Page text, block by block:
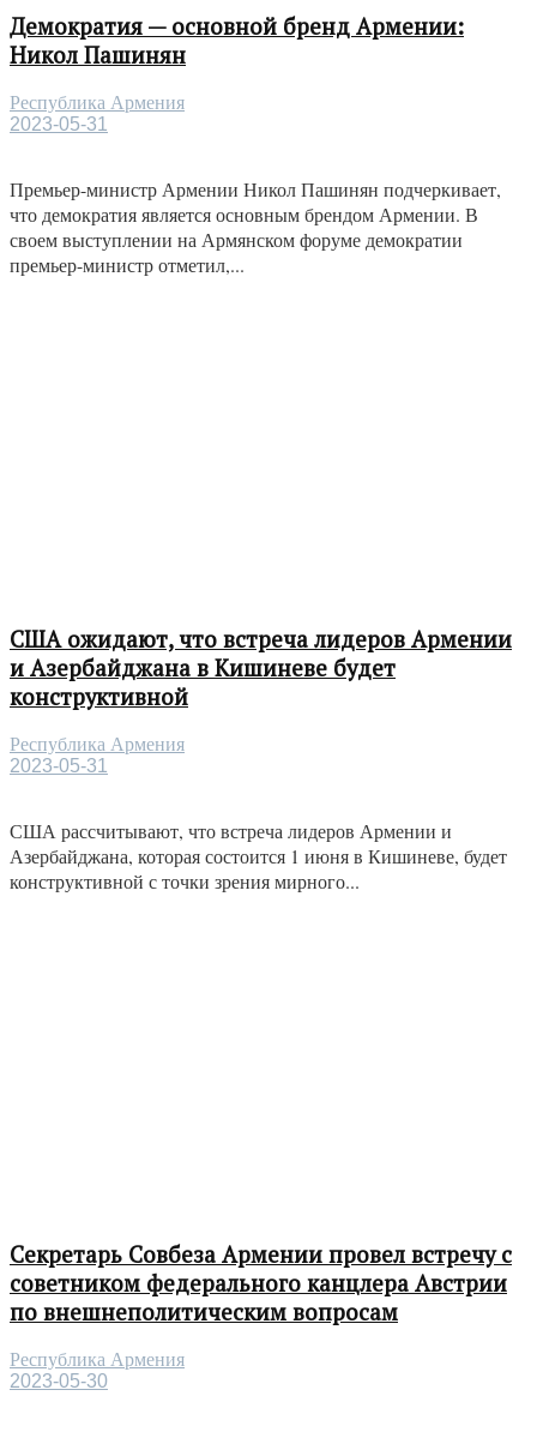
Демократия — основной бренд Армении:
Никол Пашинян
Республика Армения
2023-05-31
Премьер-министр Армении Никол Пашинян подчеркивает,
что демократия является основным брендом Армении. В
своем выступлении на Армянском форуме демократии
премьер-министр отметил,...
США ожидают, что встреча лидеров Армении
и Азербайджана в Кишиневе будет
конструктивной
Республика Армения
2023-05-31
США рассчитывают, что встреча лидеров Армении и
Азербайджана, которая состоится 1 июня в Кишиневе, будет
конструктивной с точки зрения мирного...
Секретарь Совбеза Армении провел встречу с
советником федерального канцлера Австрии
по внешнеполитическим вопросам
Республика Армения
2023-05-30